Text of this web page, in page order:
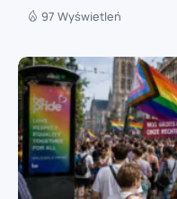
97 Wyświetleń